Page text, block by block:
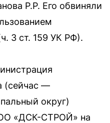
Р.Р. Его обвиняли
3 ст. 159 УК РФ).
(сейчас —
округ)
«ДСК-СТРОЙ» на